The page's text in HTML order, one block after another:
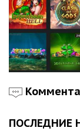
ПОСЛЕДНИЕ